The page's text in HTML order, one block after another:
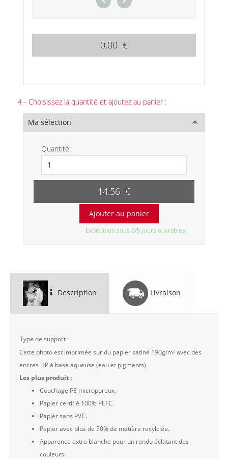
0.00 €
4 - Choisissez la quantité et ajoutez au panier :
Ma sélection
Quantité:
14.56 €
Expédition sous 2/5 jours ouvrables.
Description Livraison
Type de support :
Cette photo est imprimée sur du papier satiné 190g/m² avec des
encres HP à base aqueuse (eau et pigments).
Les plus produit :
Couchage PE microporeux.
Papier certifié 100% PEFC.
Papier sans PVC.
Papier avec plus de 50% de matière recylclée.
Apparence extra blanche pour un rendu éclatant des
couleurs.